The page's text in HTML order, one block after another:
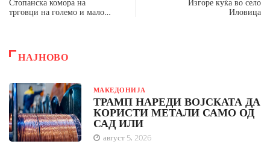
трговци на големо и мало…
Иловица
НАЈНОВО
МАКЕДОНИЈА
ТРАМП НАРЕДИ ВОЈСКАТА ДА
КОРИСТИ МЕТАЛИ САМО ОД
САД ИЛИ
август 5, 2026